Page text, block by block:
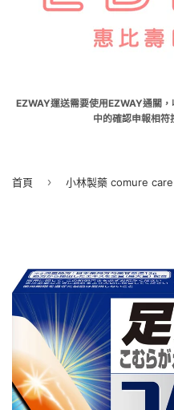
EZWAY運送需要使用EZWAY通關
中的確認申報相符
首頁 ›